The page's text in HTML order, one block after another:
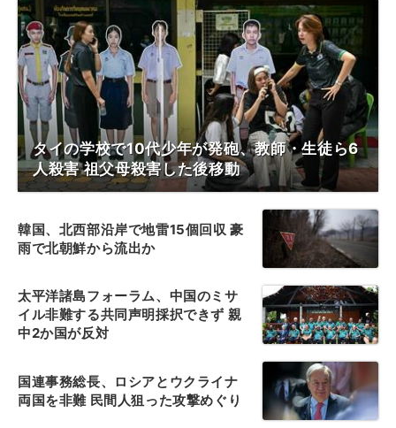
タイの学校で10代少年が発砲、教師・生徒ら6
人殺害 祖父母殺害した後移動
韓国、北西部沿岸で地雷15個回収 豪
雨で北朝鮮から流出か
太平洋諸島フォーラム、中国のミサ
イル非難する共同声明採択できず 親
中2か国が反対
国連事務総長、ロシアとウクライナ
両国を非難 民間人狙った攻撃めぐり